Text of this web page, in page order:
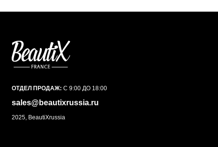
ОТДЕЛ ПРОДАЖ: С 9:00 ДО 18:00
sales@beautixrussia.ru
2025, BeautiXrussia